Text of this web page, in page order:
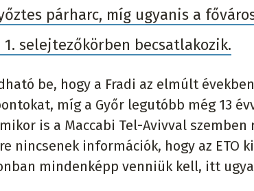
párharc, míg ugyanis a
1. selejtezőkörben becsatlakozik.
be, hogy a Fradi az elmúlt
míg a Győr legutóbb még 13
is a Maccabi Tel-Avivval
nincsenek információk, hogy az ETO
mindenképp venniük kell, itt